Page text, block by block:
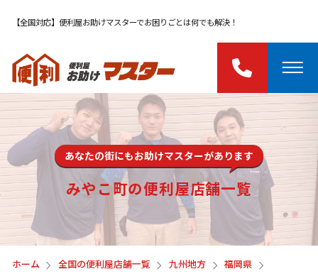
【全国対応】便利屋お助けマスターでお困りごとは何でも解決！
あなたの街にもお助けマスターがあります
みやこ町の便利屋店舗一覧
ホーム 全国の便利屋店舗一覧 九州地方
福岡県